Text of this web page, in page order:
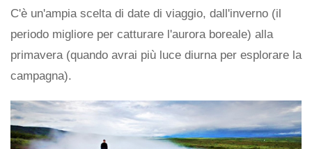
C'è un'ampia scelta di date di viaggio, dall'inverno (il
periodo migliore per catturare l'aurora boreale) alla
primavera (quando avrai più luce diurna per esplorare la
campagna).